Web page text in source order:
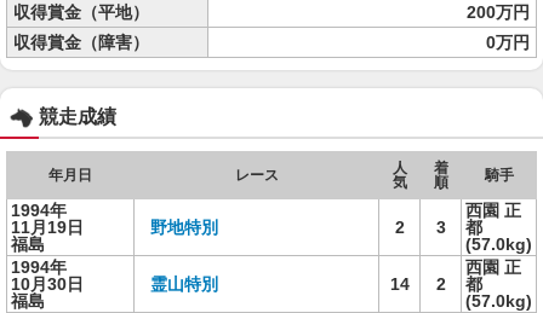
収得賞金（平地）
200万円
収得賞金（障害）
0万円
競走成績
年月日 レース
人
気
着
順
騎手
1994年
11月19日
福島
野地特別 2 3
西園 正
都
(57.0kg)
1994年
10月30日
福島
霊山特別 14 2
西園 正
都
(57.0kg)